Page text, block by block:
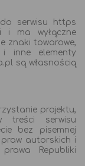
serwisu https
i ma wyłączne
znaki towarowe,
inne elementy
są własnością
projektu,
treści serwisu
bez pisemnej
autorskich i
Republiki